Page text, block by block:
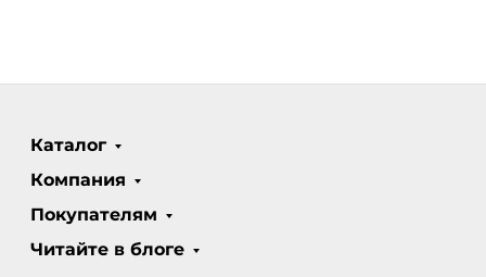
Каталог
Компания
Покупателям
Читайте в блоге